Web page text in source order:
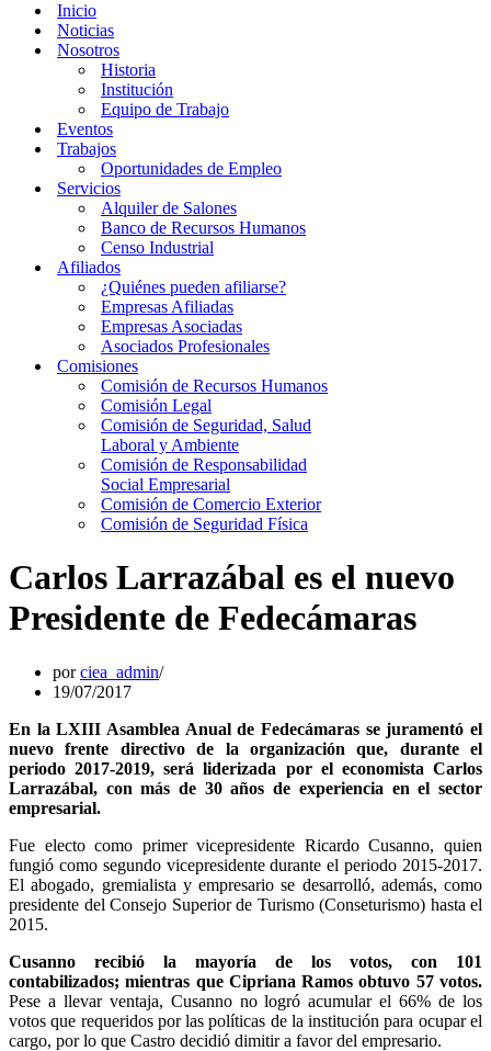
Inicio
Noticias
Nosotros
Historia
Institución
Equipo de Trabajo
Eventos
Trabajos
Oportunidades de Empleo
Servicios
Alquiler de Salones
Banco de Recursos Humanos
Censo Industrial
Afiliados
¿Quiénes pueden afiliarse?
Empresas Afiliadas
Empresas Asociadas
Asociados Profesionales
Comisiones
Comisión de Recursos Humanos
Comisión Legal
Comisión de Seguridad, Salud
Laboral y Ambiente
Comisión de Responsabilidad
Social Empresarial
Comisión de Comercio Exterior
Comisión de Seguridad Física
Carlos Larrazábal es el nuevo
Presidente de Fedecámaras
porciea_admin
19/07/2017
En la LXIII Asamblea Anual de Fedecámaras se juramentó el
nuevo frente directivo de la organización que, durante el
periodo 2017-2019, será liderizada por el economista Carlos
Larrazábal, con más de 30 años de experiencia en el sector
empresarial.
Fue electo como primer vicepresidente Ricardo Cusanno, quien
fungió como segundo vicepresidente durante el periodo 2015-2017.
El abogado, gremialista y empresario se desarrolló, además, como
presidente del Consejo Superior de Turismo (Conseturismo) hasta el
2015.
Cusanno recibió la mayoría de los votos, con 101
contabilizados; mientras que Cipriana Ramos obtuvo 57 votos.
Pese a llevar ventaja, Cusanno no logró acumular el 66% de los
votos que requeridos por las políticas de la institución para ocupar el
cargo, por lo que Castro decidió dimitir a favor del empresario.